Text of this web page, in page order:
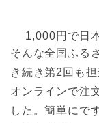
1,000円で日
そんな全国ふる
き続き第2回も
オンラインで注
した。簡単にで